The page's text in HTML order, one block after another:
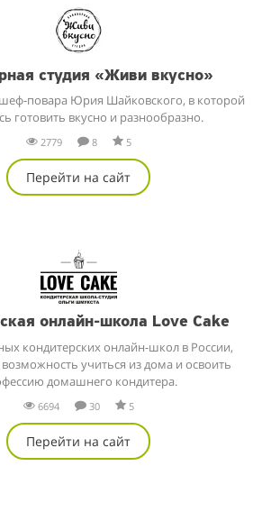
студия «Живи вкусно»
повара Юрия Шайковского, в которой
готовить вкусно и разнообразно.
2779 8 5
Перейти на сайт
онлайн-школа Love Cake
кондитерских онлайн-школ в России,
возможность учиться из дома и освоить
домашнего кондитера.
6694 30 5
Перейти на сайт